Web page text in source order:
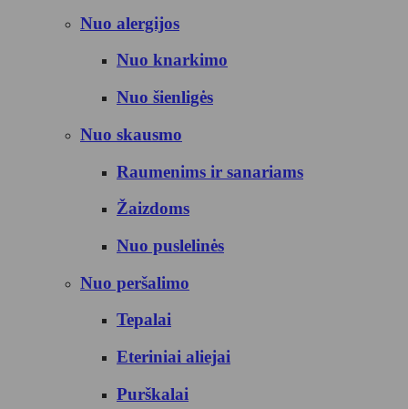
Nuo alergijos
Nuo knarkimo
Nuo šienligės
Nuo skausmo
Raumenims ir sanariams
Žaizdoms
Nuo puslelinės
Nuo peršalimo
Tepalai
Eteriniai aliejai
Purškalai